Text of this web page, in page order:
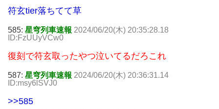
符玄tier落ちてて草
585: 星穹列車速報 2024/06/20(木) 20:35:28.18
ID:FzUUyVCw0
復刻で符玄取ったやつ泣いてるだろこれ
587: 星穹列車速報 2024/06/20(木) 20:36:31.14
ID:msy6lSVJ0
>>585